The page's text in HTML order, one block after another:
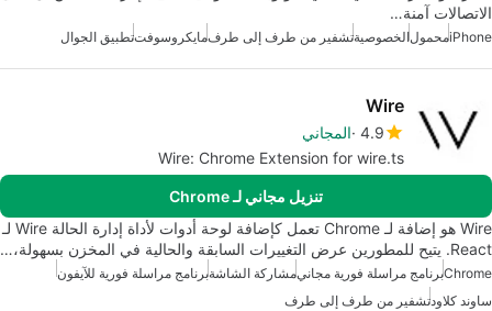
الاتصالات آمنة…
iPhoneمحمولالخصوصيةتشفير من طرف إلى طرفمايكروسوفتتطبيق الجوال
Wire
4.9 المجاني
Wire: Chrome Extension for wire.ts
تنزيل مجاني لـ Chrome
Wire هو إضافة لـ Chrome تعمل كإضافة لوحة أدوات لأداة إدارة الحالة Wire لـ
React. يتيح للمطورين عرض التغييرات السابقة والحالية في المخزن بسهولة،…
Chromeبرنامج مراسلة فورية مجانيمشاركة الشاشةبرنامج مراسلة فورية للآيفون
ساوند كلاودتشفير من طرف إلى طرف